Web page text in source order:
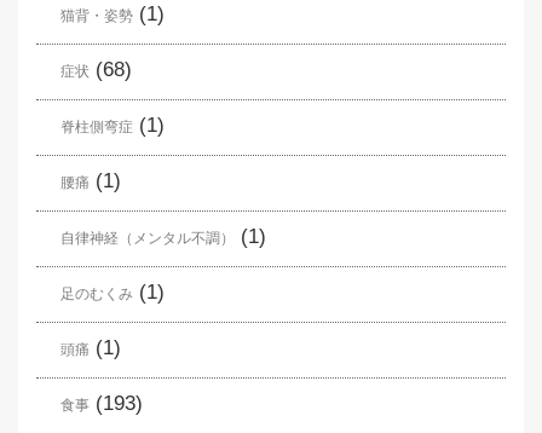
猫背・姿勢 (1)
症状 (68)
脊柱側弯症 (1)
腰痛 (1)
自律神経（メンタル不調） (1)
足のむくみ (1)
頭痛 (1)
食事 (193)